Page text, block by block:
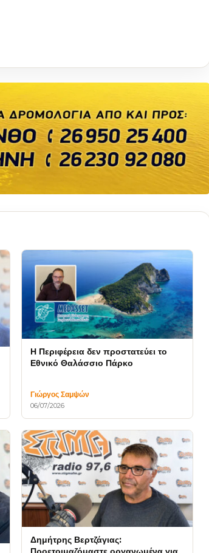
Η Περιφέρεια δεν προστατεύει το
Εθνικό Θαλάσσιο Πάρκο
Γιώργος Σαμψών
06/07/2026
Δημήτρης Βερτζάγιας: